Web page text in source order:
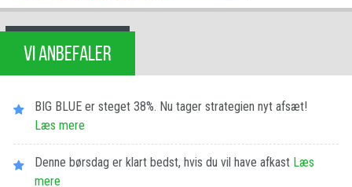
VI ANBEFALER
BIG BLUE er steget 38%. Nu tager strategien nyt afsæt!
Læs mere
Denne børsdag er klart bedst, hvis du vil have afkast Læs
mere